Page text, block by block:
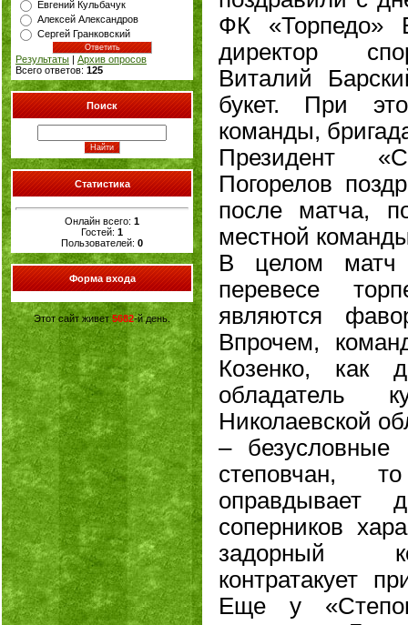
Евгений Кульбачук
Алексей Александров
Сергей Гранковский
Результаты | Архив опросов
Всего ответов: 125
Поиск
Статистика
Онлайн всего: 1
Гостей: 1
Пользователей: 0
Форма входа
Этот сайт живет5682-й день.
ФК «Торпедо»
директор
Виталий
букет. При
команды,
Президент
Погорелов
после матча,
местной
В целом матч
перевесе
являются
Впрочем,
Козенко, как
обладатель
Николаевской
–
степовчан,
оправдывает
соперников
задорный
контратакует
Еще у